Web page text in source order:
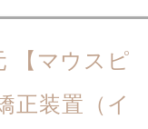
【マウスピ
正装置（イ